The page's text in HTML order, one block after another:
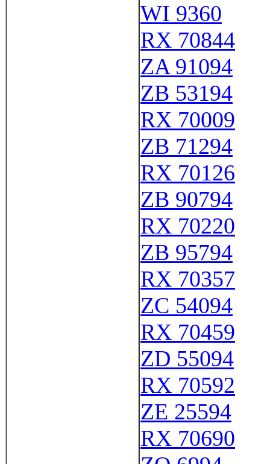
WI 9360
RX 70844
ZA 91094
ZB 53194
RX 70009
ZB 71294
RX 70126
ZB 90794
RX 70220
ZB 95794
RX 70357
ZC 54094
RX 70459
ZD 55094
RX 70592
ZE 25594
RX 70690